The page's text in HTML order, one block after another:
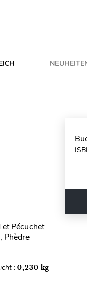
Pécuchet
Phèdre
:0,230 kg